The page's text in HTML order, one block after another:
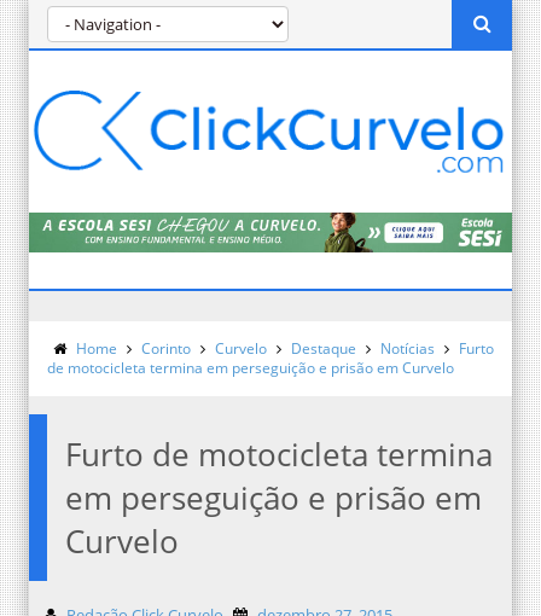
Home Corinto Curvelo Destaque Notícias
Furto
de motocicleta termina em perseguição e prisão em Curvelo
Furto de motocicleta termina
em perseguição e prisão em
Curvelo